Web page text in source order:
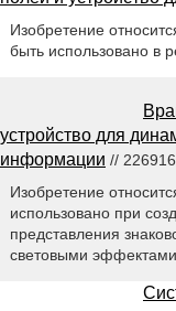
Изобретение
быть использовано в
устройство для
информации //
Изобретение
использовано при
представления
световыми эффектами.